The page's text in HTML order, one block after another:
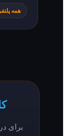
همه
برای